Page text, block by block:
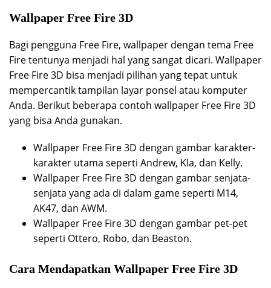
Wallpaper Free Fire 3D
Bagi pengguna Free Fire, wallpaper dengan tema Free
Fire tentunya menjadi hal yang sangat dicari. Wallpaper
Free Fire 3D bisa menjadi pilihan yang tepat untuk
mempercantik tampilan layar ponsel atau komputer
Anda. Berikut beberapa contoh wallpaper Free Fire 3D
yang bisa Anda gunakan.
Wallpaper Free Fire 3D dengan gambar karakter-
karakter utama seperti Andrew, Kla, dan Kelly.
Wallpaper Free Fire 3D dengan gambar senjata-
senjata yang ada di dalam game seperti M14,
AK47, dan AWM.
Wallpaper Free Fire 3D dengan gambar pet-pet
seperti Ottero, Robo, dan Beaston.
Cara Mendapatkan Wallpaper Free Fire 3D